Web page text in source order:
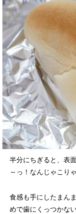
半分にちぎると、表
～っ！なんじゃこり
食感も手にしたまん
めで歯にくっつかな